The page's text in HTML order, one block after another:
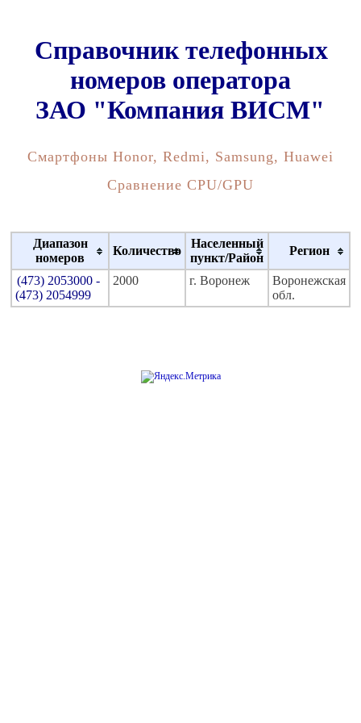
Справочник телефонных
номеров оператора
ЗАО "Компания ВИСМ"
Смартфоны Honor, Redmi, Samsung, Huawei
Сравнение CPU/GPU
Диапазон
номеров
Количество
Населенный
пункт/Район
Регион
(473) 2053000 -
(473) 2054999
2000 г. Воронеж
Воронежская
обл.